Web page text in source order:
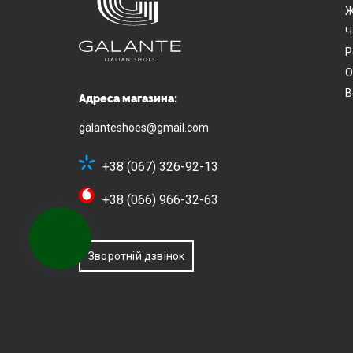
Адреса магазина:
galanteshoes@gmail.com
+38 (067) 326-92-13
+38 (066) 966-32-63
Зворотній дзвінок